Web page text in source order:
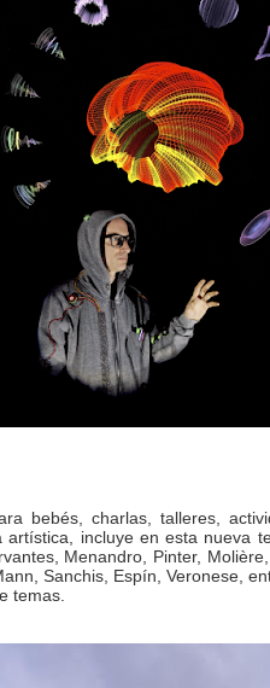
bebés, charlas, talleres,
incluye en esta nueva
Menandro, Pinter,
Sanchis, Espín, Veronese,
temas.